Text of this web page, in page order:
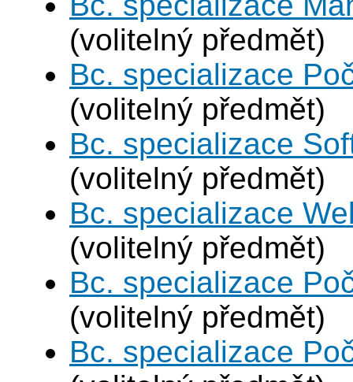
(volitelný předmět)
Bc. specializace
(volitelný předmět)
Bc. specializace
(volitelný předmět)
Bc. specializace
(volitelný předmět)
Bc. specializace
(volitelný předmět)
Bc. specializace